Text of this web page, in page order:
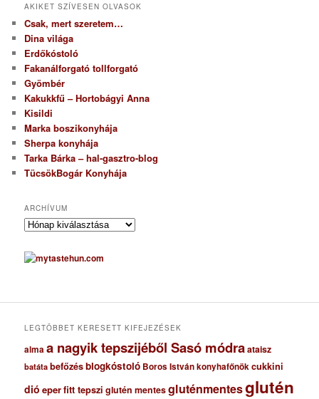
AKIKET SZÍVESEN OLVASOK
Csak, mert szeretem…
Dina világa
Erdőkóstoló
Fakanálforgató tollforgató
Gyömbér
Kakukkfű – Hortobágyi Anna
Kisildi
Marka boszikonyhája
Sherpa konyhája
Tarka Bárka – hal-gasztro-blog
TücsökBogár Konyhája
ARCHÍVUM
A
c
h
u
LEGTÖBBET KERESETT KIFEJEZÉSEK
almaa nagyik tepszijéből Sasó módraataisz
batáta befőzésblogkóstoló Boros István konyhafőnökcukkini
dió eperfitt tepszi glutén mentesgluténmentesglutén